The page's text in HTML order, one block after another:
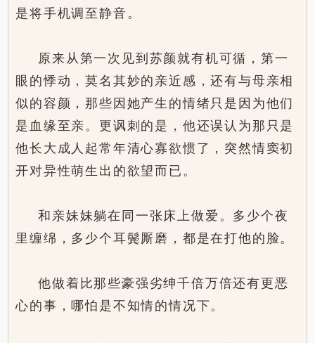
是将手机调至静音。
原来从第一次见到苏颜就有机可循，第一
眼的悸动，莫名其妙的亲近感，还有与母亲相
似的容颜，那些因她产生的情绪只是因为他们
是血缘至亲。更讽刺的是，他还误认为那只是
他长大成人起常年清心寡欲惯了，突然情窦初
开对异性萌生出的欲望而已。
和亲妹妹躺在同一张床上做爱。多少个夜
里缠绵，多少个耳鬓厮磨，都是在打他的脸。
他做着比那些豪强劣绅千倍万倍还有更恶
心的事，哪怕是不知情的情况下。